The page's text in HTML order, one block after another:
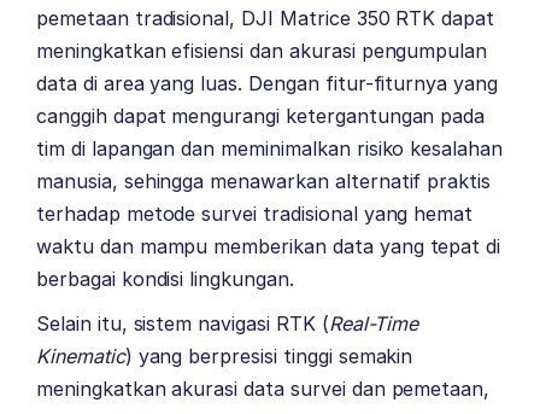
pemetaan tradisional, DJI Matrice 350 RTK dapat
meningkatkan efisiensi dan akurasi pengumpulan
data di area yang luas. Dengan fitur-fiturnya yang
canggih dapat mengurangi ketergantungan pada
tim di lapangan dan meminimalkan risiko kesalahan
manusia, sehingga menawarkan alternatif praktis
terhadap metode survei tradisional yang hemat
waktu dan mampu memberikan data yang tepat di
berbagai kondisi lingkungan.
Selain itu, sistem navigasi RTK (Real-Time
Kinematic) yang berpresisi tinggi semakin
meningkatkan akurasi data survei dan pemetaan,